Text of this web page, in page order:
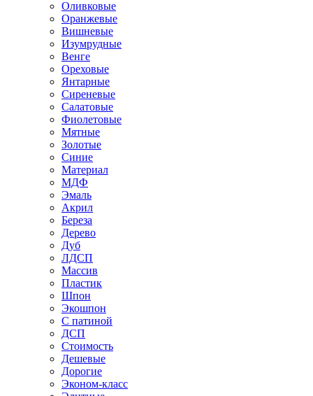
Оливковые
Оранжевые
Вишневые
Изумрудные
Венге
Ореховые
Янтарные
Сиреневые
Салатовые
Фиолетовые
Мятные
Золотые
Синие
Материал
МДФ
Эмаль
Акрил
Береза
Дерево
Дуб
ЛДСП
Массив
Пластик
Шпон
Экошпон
С патиной
ДСП
Стоимость
Дешевые
Дорогие
Эконом-класс